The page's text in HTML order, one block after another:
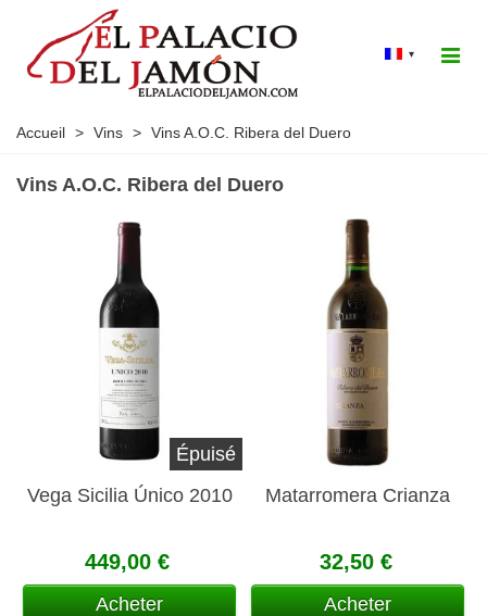
▾
Accueil > Vins > Vins A.O.C. Ribera del Duero
Vins A.O.C. Ribera del Duero
Épuisé
Vega Sicilia Único 2010
449,00 €
Acheter
Matarromera Crianza
32,50 €
Acheter